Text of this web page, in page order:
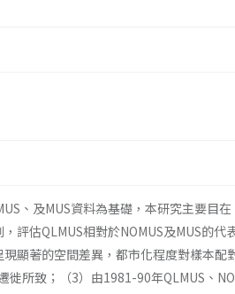
、及MUS資料為基礎，本研究主要目
評估QLMUS相對於NOMUS及MUS的
顯著的空間差異，都市化程度對樣本
徙所致；（3）由1981-90年QLMUS、